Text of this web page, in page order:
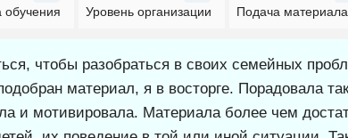
Уровень организации Подача материала
чтобы разобраться в своих семейных
материал, я в восторге. Порадовала
и мотивировала. Материала более чем